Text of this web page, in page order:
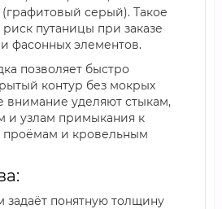
(графитовый серый). Такое
путаницы при заказе
фасонных элементов.
позволяет быстро
контур без мокрых
внимание уделяют стыкам,
и узлам примыкания к
проёмам и кровельным
задаёт понятную толщину